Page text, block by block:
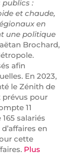
:
et chaude,
en
une politique
Brochard,
afin
En 2023,
le Zénith de
prévus pour
11
salariés
en
cette
Plus